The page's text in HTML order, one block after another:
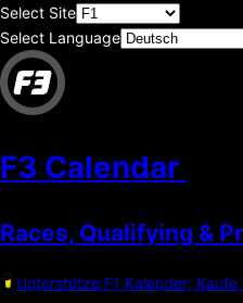
Select Site
Select Language
F3 Calendar
Races, Qualifying &
Unterstütze F1 Kalender; Kaufe